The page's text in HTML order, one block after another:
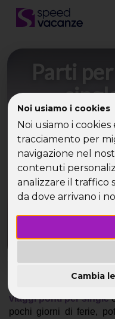
Noi usiamo i cookies
Noi usiamo i
tracciamento per
navigazione nel
contenuti
analizzare il traffico
da dove arrivano i
Cambia
Parti
Approfitta dei ponti
viaggi ponti per single
pochi giorni di ferie,